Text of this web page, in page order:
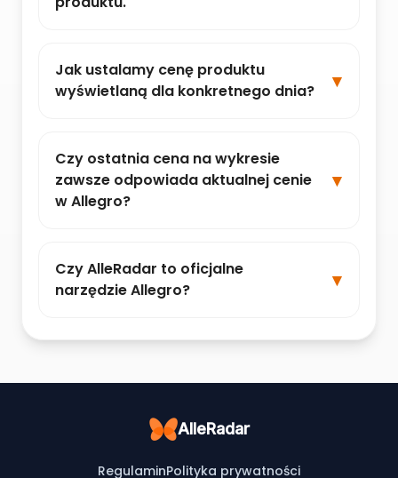
Jak ustalamy cenę produktu
wyświetlaną dla konkretnego dnia?
Czy ostatnia cena na wykresie
zawsze odpowiada aktualnej cenie
w Allegro?
Czy AlleRadar to oficjalne
narzędzie Allegro?
AlleRadar
RegulaminPolityka prywatności